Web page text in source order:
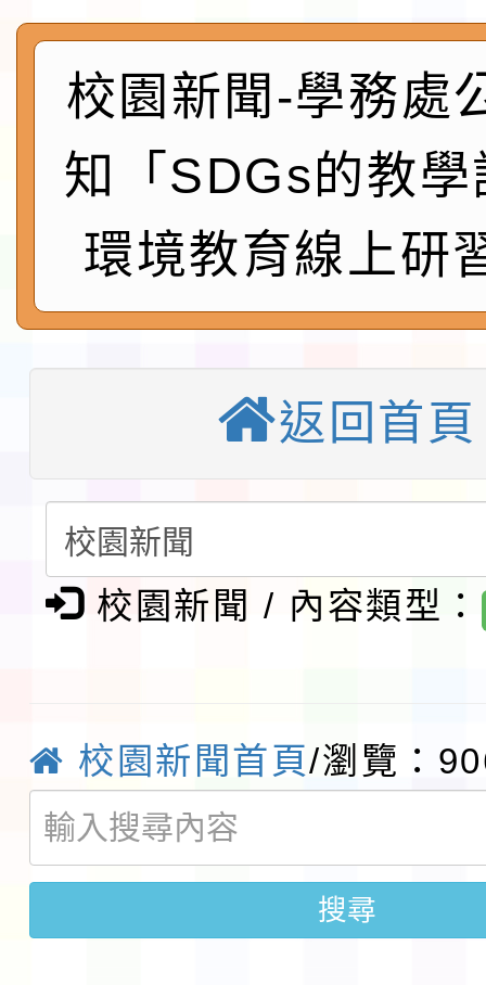
及師生本土語及新住民
實施要點各1份
115年食農教育專業人
程
函轉國家通訊傳播委員
鎮韌性（防空）演習－
「115年金融知識線上
法」
本校115學年度第1學
第3次招考代課鐘點教
檢送「桃園市115學年
程安排一案
「桃園市補助參觀特色
展演活動實施計畫」
請一案
教育部校安中心白海豚
報
淨零綠領人才培育課程
檢送桃園市115學年度
實施要點各1份
程
函轉國家通訊傳播委員
鎮韌性（防空）演習－
速演練執行計畫」
「115年金融知識線上
法」
本校115學年度第1學
第3次招考代課鐘點教
檢送「桃園市115學年
校園新聞-學務處
知「SDGs的教學
環境教育線上研
返回首頁
校園新聞 / 內容類型：
校園新聞首頁/瀏覽：
搜尋